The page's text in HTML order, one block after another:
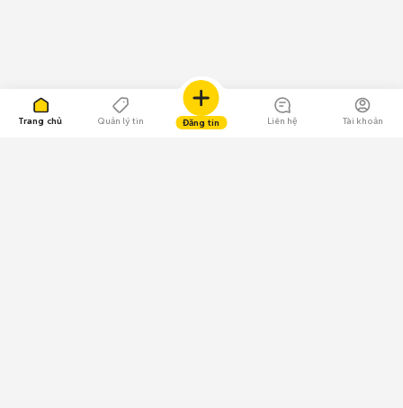
Trang chủ Quản lý tin Đăng tin Liên hệ Tài khoản